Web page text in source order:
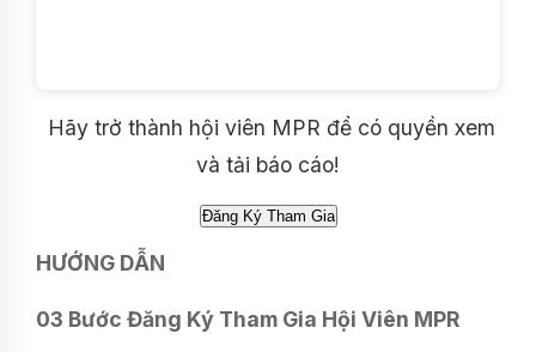
Hãy trở thành hội viên MPR để có quyền xem
và tải báo cáo!
HƯỚNG DẪN
03 Bước Đăng Ký Tham Gia Hội Viên MPR